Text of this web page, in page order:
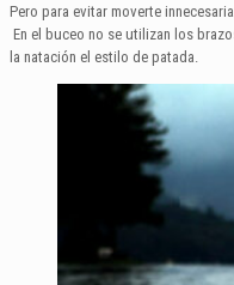
Pero para evitar moverte
En el buceo no se utilizan los
la natación el estilo de patada.